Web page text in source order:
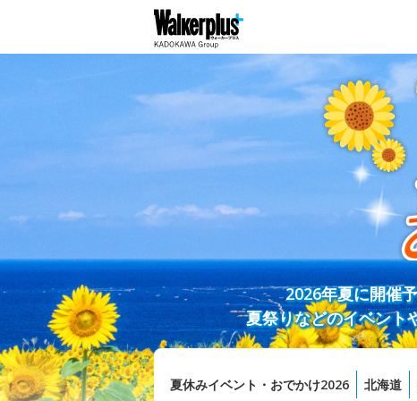
2026年夏に開催
夏祭りなどのイベント
夏休みイベント・おでかけ2026 北海道